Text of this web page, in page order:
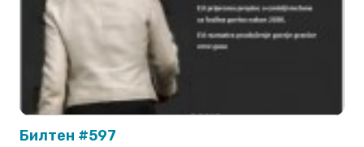
Билтен #597